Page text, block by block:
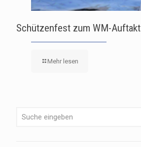
Schützenfest zum WM-Auftakt
Mehr lesen